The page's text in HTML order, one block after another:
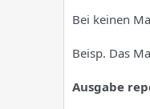
Bei keinen
Beisp. Das
Ausgabe